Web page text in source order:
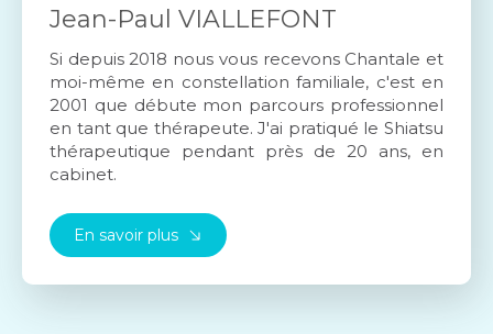
Jean-Paul VIALLEFONT
Si depuis 2018 nous vous recevons Chantale et
moi-même en constellation familiale, c'est en
2001 que débute mon parcours professionnel
en tant que thérapeute. J'ai pratiqué le Shiatsu
thérapeutique pendant près de 20 ans, en
cabinet.
En savoir plus